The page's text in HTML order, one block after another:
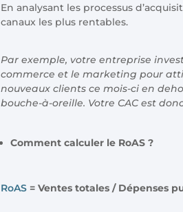
En analysant les processus
canaux les plus rentables.
Par exemple, votre entreprise
commerce et le marketing pour
nouveaux clients ce mois-ci en
bouche-à-oreille. Votre CAC est
Comment calculer le RoAS ?
RoAS = Ventes totales / Dépenses